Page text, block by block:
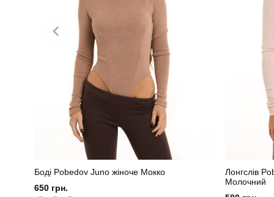
Боді Pobedov Juno жіноче Мокко
650 грн.
Лонгслів
Молочний